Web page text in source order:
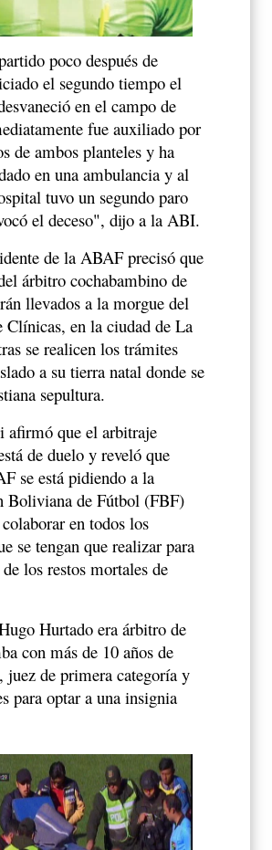
poco después de
el segundo tiempo el
en el campo de
fue auxiliado por
de ambos planteles y ha
en una ambulancia y al
tuvo un segundo paro
el deceso", dijo a la ABI.
de la ABAF precisó que
árbitro cochabambino de
llevados a la morgue del
Clínicas, en la ciudad de La
se realicen los trámites
a su tierra natal donde se
sepultura.
afirmó que el arbitraje
de duelo y reveló que
se está pidiendo a la
Boliviana de Fútbol (FBF)
en todos los
se tengan que realizar para
los restos mortales de
Hurtado era árbitro de
con más de 10 años de
juez de primera categoría y
para optar a una insignia